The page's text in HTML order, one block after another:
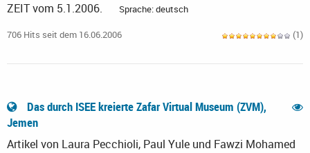
ZEIT vom 5.1.2006.
Sprache: deutsch
706 Hits seit dem 16.06.2006 (1)
Das durch ISEE kreierte Zafar Virtual Museum (ZVM),
Jemen
Artikel von Laura Pecchioli, Paul Yule und Fawzi Mohamed